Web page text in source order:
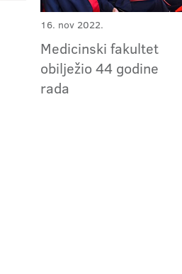
16. nov 2022.
Medicinski fakultet
obilježio 44 godine
rada